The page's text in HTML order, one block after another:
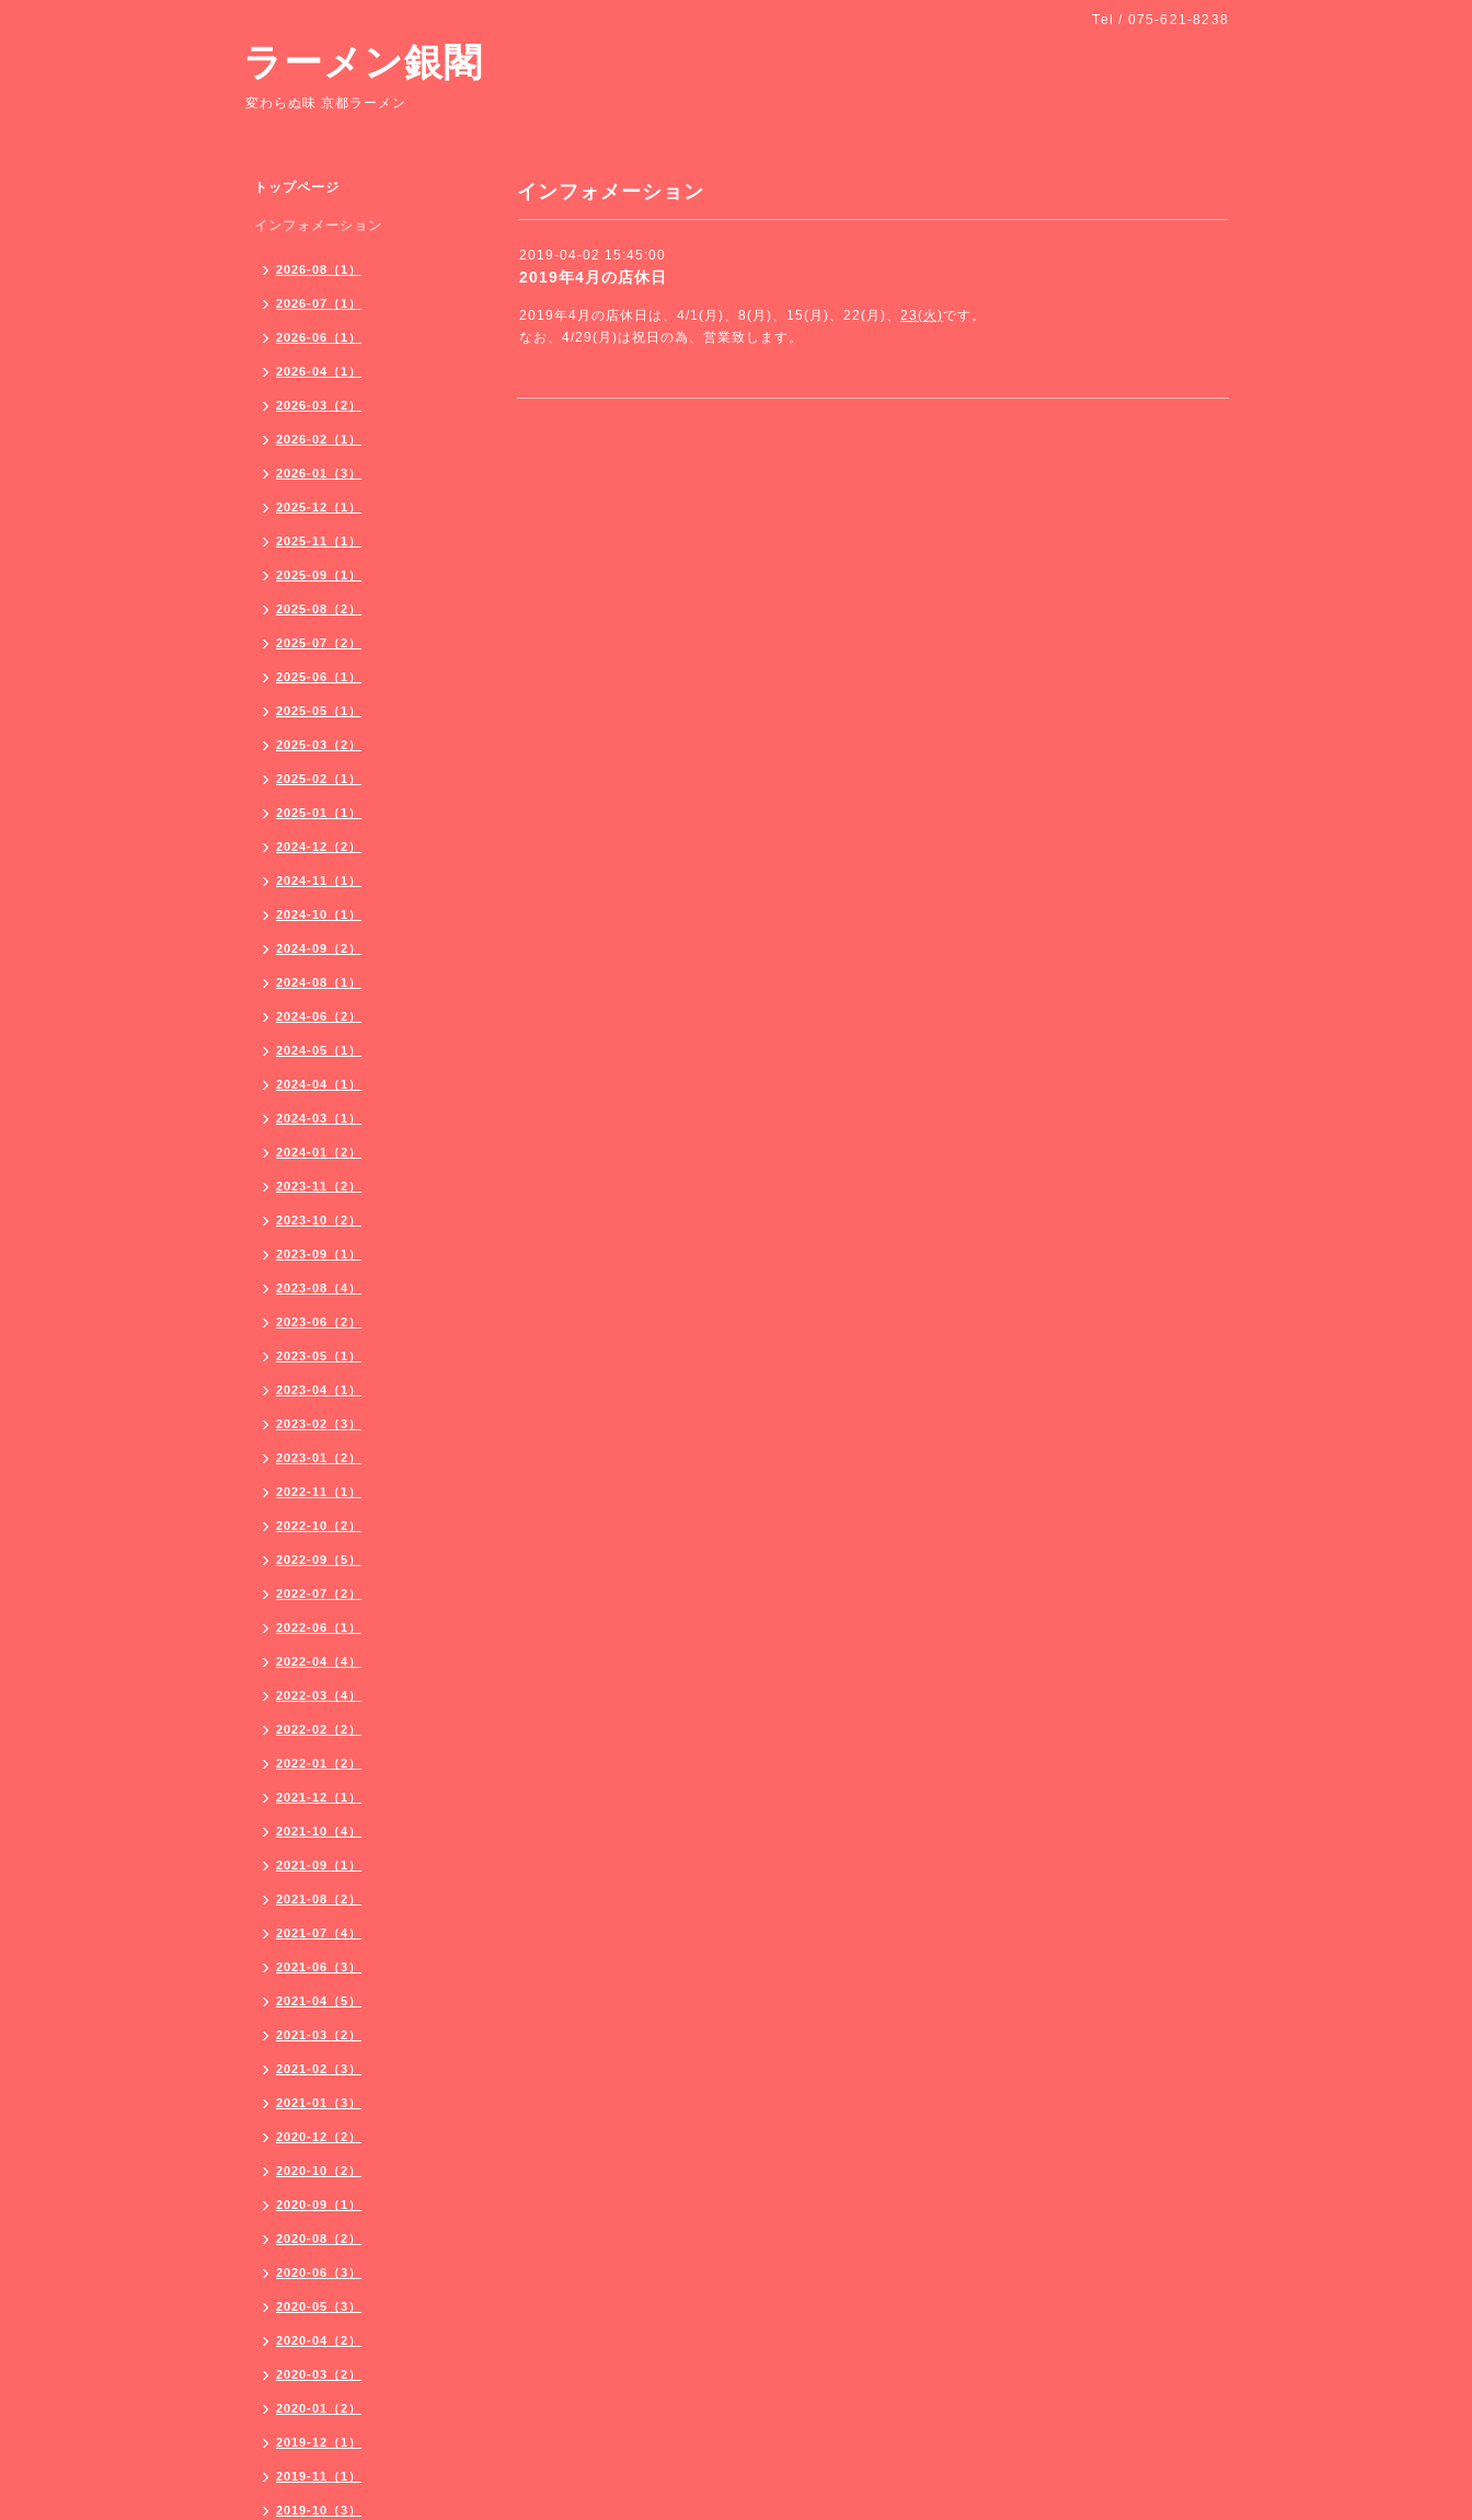
Tel / 075-621-8238
ラーメン銀閣
変わらぬ味 京都ラーメン
インフォメーション
2019-04-02 15:45:00
2019年4月の店休日
2019年4月の店休日は、4/1(月)、8(月)、15(月)、22(月)、 23(火)です。
なお、4/29(月)は祝日の為、営業致します。
トップページ
インフォメーション
2026-08（1）
2026-07（1）
2026-06（1）
2026-04（1）
2026-03（2）
2026-02（1）
2026-01（3）
2025-12（1）
2025-11（1）
2025-09（1）
2025-08（2）
2025-07（2）
2025-06（1）
2025-05（1）
2025-03（2）
2025-02（1）
2025-01（1）
2024-12（2）
2024-11（1）
2024-10（1）
2024-09（2）
2024-08（1）
2024-06（2）
2024-05（1）
2024-04（1）
2024-03（1）
2024-01（2）
2023-11（2）
2023-10（2）
2023-09（1）
2023-08（4）
2023-06（2）
2023-05（1）
2023-04（1）
2023-02（3）
2023-01（2）
2022-11（1）
2022-10（2）
2022-09（5）
2022-07（2）
2022-06（1）
2022-04（4）
2022-03（4）
2022-02（2）
2022-01（2）
2021-12（1）
2021-10（4）
2021-09（1）
2021-08（2）
2021-07（4）
2021-06（3）
2021-04（5）
2021-03（2）
2021-02（3）
2021-01（3）
2020-12（2）
2020-10（2）
2020-09（1）
2020-08（2）
2020-06（3）
2020-05（3）
2020-04（2）
2020-03（2）
2020-01（2）
2019-12（1）
2019-11（1）
2019-10（3）